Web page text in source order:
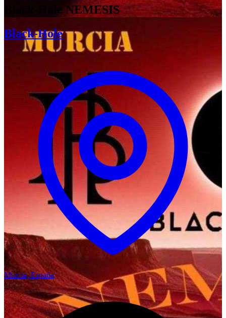
Black-Hole NEMESIS
Black-Hole
Murcia, España